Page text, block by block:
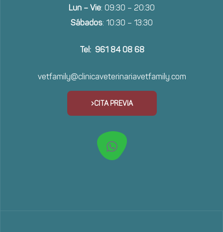
Lun – Vie: 09:30 – 20:30
Sábados: 10:30 – 13:30
Tel: 961 84 08 68
vetfamily@clinicaveterinariavetfamily.com
CITA PREVIA